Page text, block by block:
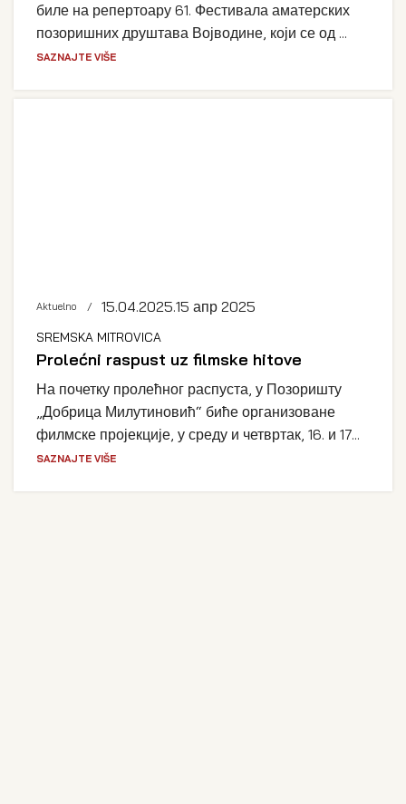
биле на репертоару 61. Фестивала аматерских
позоришних друштава Војводине, који се од ...
SAZNAJTE VIŠE
Aktuelno 15.04.2025.15 апр 2025
SREMSKA MITROVICA
Prolećni raspust uz filmske hitove
На почетку пролећног распуста, у Позоришту
„Добрица Милутиновић“ биће организоване
филмске пројекције, у среду и четвртак, 16. и 17...
SAZNAJTE VIŠE